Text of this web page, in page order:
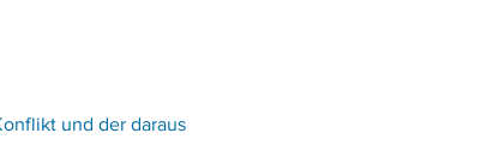
und der daraus